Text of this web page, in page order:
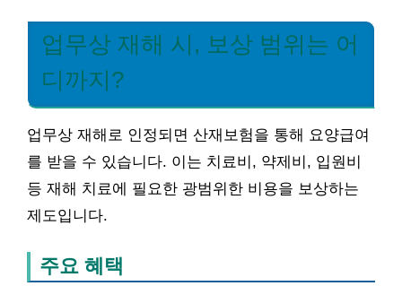
업무상 재해 시, 보상 범위는 어
디까지?
업무상 재해로 인정되면 산재보험을 통해 요양급여
를 받을 수 있습니다. 이는 치료비, 약제비, 입원비
등 재해 치료에 필요한 광범위한 비용을 보상하는
제도입니다.
주요 혜택